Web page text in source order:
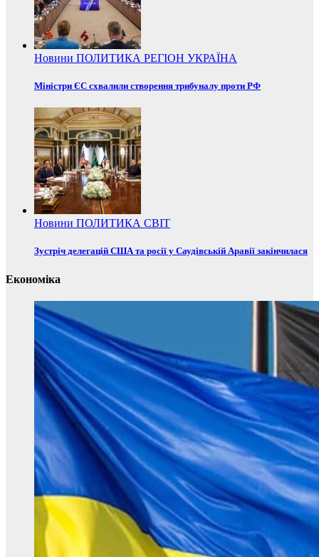
Новини ПОЛИТИКА РЕГІОН УКРАЇНА
Міністри ЄС схвалили створення трибуналу проти РФ
Новини ПОЛИТИКА СВІТ
Зустріч делегацій США та росії у Саудівській Аравії закінчилася
Економіка